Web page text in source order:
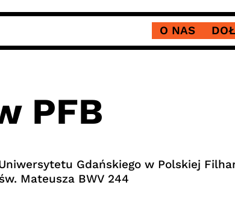
O NAS
PFB
Gdańskiego w Polskiej
Mateusza BWV 244